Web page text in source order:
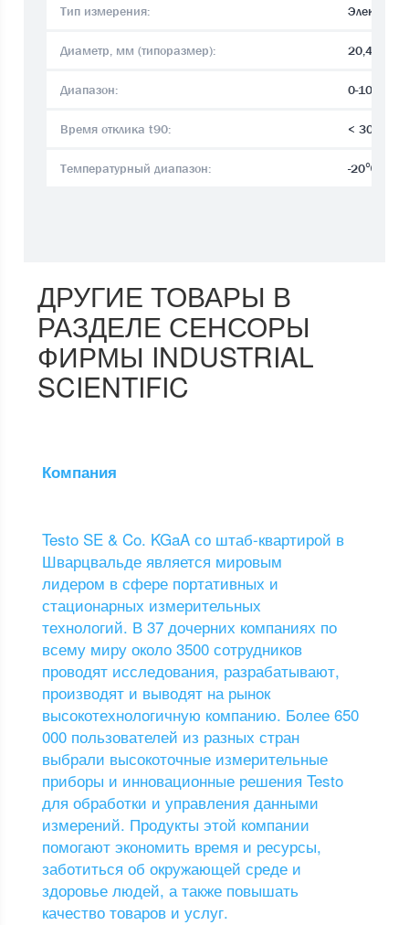
Тип измерения:
Диаметр, мм (типоразмер): 20,4
Диапазон: 0-100 ppm
Время отклика t90: < 30
Температурный диапазон: -20℃ ~
ДРУГИЕ ТОВАРЫ В
РАЗДЕЛЕ СЕНСОРЫ
ФИРМЫ INDUSTRIAL
SCIENTIFIC
Компания
Testo SE & Co. KGaA со штаб-квартирой в
Шварцвальде является мировым
лидером в сфере портативных и
стационарных измерительных
технологий. В 37 дочерних компаниях по
всему миру около 3500 сотрудников
проводят исследования, разрабатывают,
производят и выводят на рынок
высокотехнологичную компанию. Более 650
000 пользователей из разных стран
выбрали высокоточные измерительные
приборы и инновационные решения Testo
для обработки и управления данными
измерений. Продукты этой компании
помогают экономить время и ресурсы,
заботиться об окружающей среде и
здоровье людей, а также повышать
качество товаров и услуг.